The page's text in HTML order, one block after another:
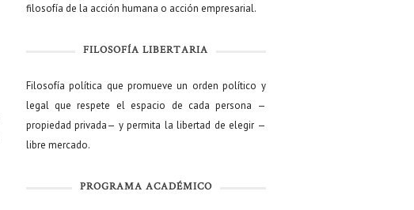
filosofía de la acción humana o acción empresarial.
FILOSOFÍA LIBERTARIA
Filosofía política que promueve un orden político y
legal que respete el espacio de cada persona —
propiedad privada— y permita la libertad de elegir —
libre mercado.
PROGRAMA ACADÉMICO